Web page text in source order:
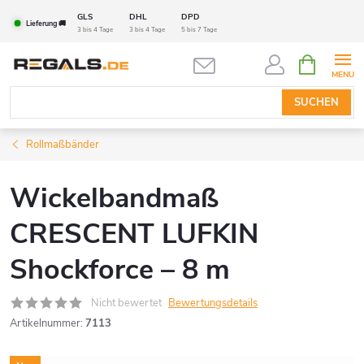
InhaltLieferung 🚚
GLS DHL DPD
3 bis 4 Tage 3 bis 4 Tage 5 bis 7 Tage
SUCHEN
Rollmaßbänder
Wickelbandmaß
CRESCENT LUFKIN
Shockforce – 8 m
Nicht bewertet Bewertungsdetails
Artikelnummer: 7113